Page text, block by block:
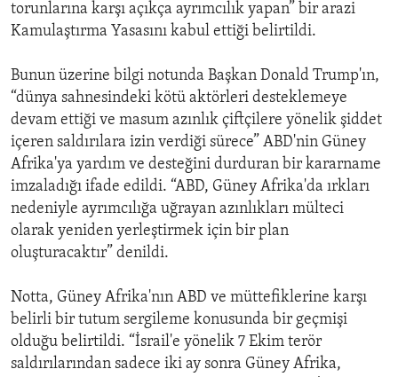
torunlarına karşı açıkça ayrımcılık yapan” bir arazi
Kamulaştırma Yasasını kabul ettiği belirtildi.
Bunun üzerine bilgi notunda Başkan Donald Trump'ın,
“dünya sahnesindeki kötü aktörleri desteklemeye
devam ettiği ve masum azınlık çiftçilere yönelik şiddet
içeren saldırılara izin verdiği sürece” ABD'nin Güney
Afrika'ya yardım ve desteğini durduran bir kararname
imzaladığı ifade edildi. “ABD, Güney Afrika'da ırkları
nedeniyle ayrımcılığa uğrayan azınlıkları mülteci
olarak yeniden yerleştirmek için bir plan
oluşturacaktır” denildi.
Notta, Güney Afrika'nın ABD ve müttefiklerine karşı
belirli bir tutum sergileme konusunda bir geçmişi
olduğu belirtildi. “İsrail'e yönelik 7 Ekim terör
saldırılarından sadece iki ay sonra Güney Afrika,